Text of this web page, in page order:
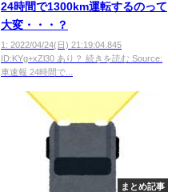
24時間で1300km運転するのって
大変・・・？
1: 2022/04/24(日) 21:19:04.845
ID:KYg+xZl30 あり？ 続きを読む Source:
車速報 24時間で...
まとめ記事